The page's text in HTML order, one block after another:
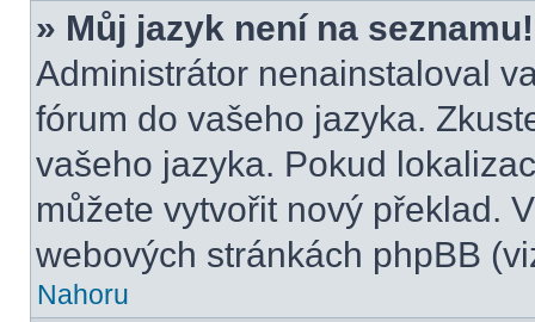
» Můj jazyk není na seznamu!
Administrátor nenainstaloval
fórum do vašeho jazyka.
vašeho jazyka. Pokud
můžete vytvořit nový překlad.
webových stránkách phpBB
Nahoru